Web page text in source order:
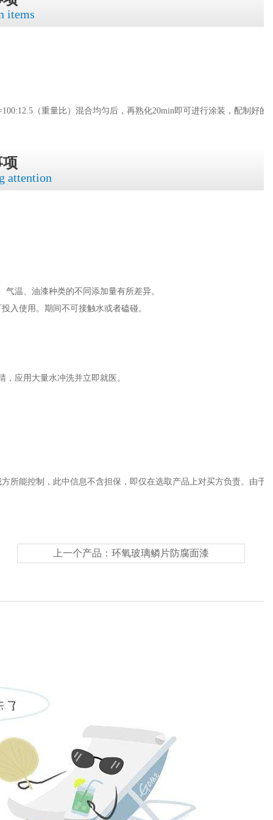
items
（重量比）混合均匀后，再熟化20min即可进行涂装，配制好的
attention
温、油漆种类的不同添加量有所差异。
入使用。期间不可接触水或者磕碰。
应用大量水冲洗并立即就医。
所能控制，此中信息不含担保，即仅在选取产品上对买方负责。由于
上一个产品：环氧玻璃鳞片防腐面漆